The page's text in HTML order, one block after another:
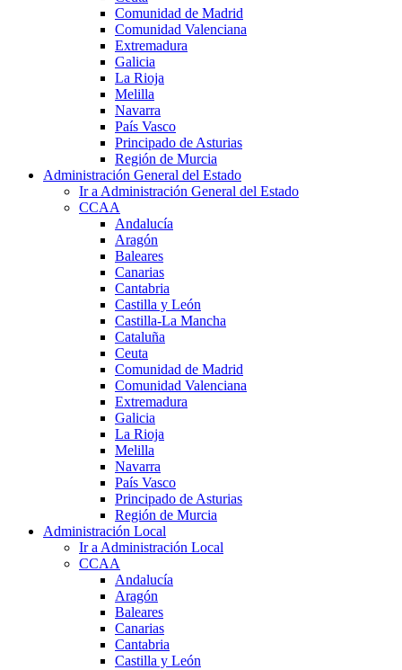
Comunidad de Madrid
Comunidad Valenciana
Extremadura
Galicia
La Rioja
Melilla
Navarra
País Vasco
Principado de Asturias
Región de Murcia
Administración General del Estado
Ir a Administración General del Estado
CCAA
Andalucía
Aragón
Baleares
Canarias
Cantabria
Castilla y León
Castilla-La Mancha
Cataluña
Ceuta
Comunidad de Madrid
Comunidad Valenciana
Extremadura
Galicia
La Rioja
Melilla
Navarra
País Vasco
Principado de Asturias
Región de Murcia
Administración Local
Ir a Administración Local
CCAA
Andalucía
Aragón
Baleares
Canarias
Cantabria
Castilla y León